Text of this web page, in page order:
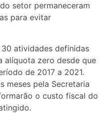
setor permaneceram
para evitar
atividades definidas
alíquota zero desde que
de 2017 a 2021.
meses pela Secretaria
o custo fiscal do